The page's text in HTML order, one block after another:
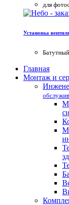
для
Установка
Главная
Монтаж и